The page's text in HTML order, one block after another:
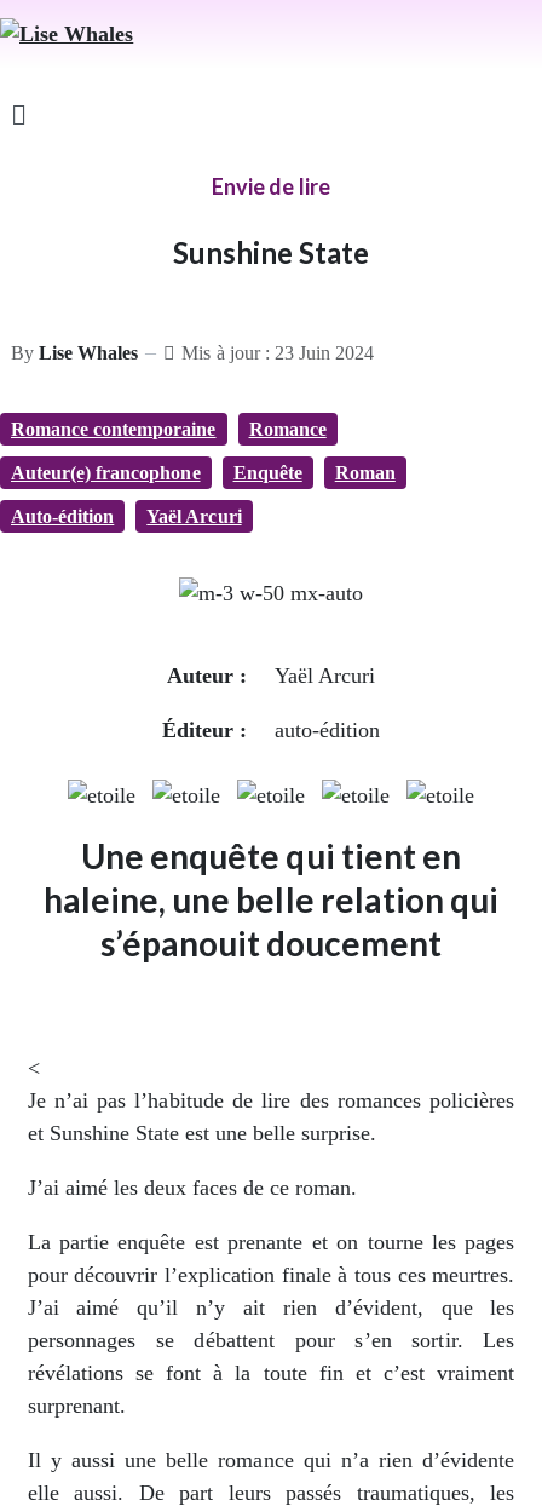
Envie de lire
Sunshine State
By Lise Whales Mis à jour : 23 Juin 2024
Romance contemporaine Romance
Auteur(e) francophone Enquête Roman
Auto-édition Yaël Arcuri
Auteur : Yaël Arcuri
Éditeur : auto-édition
Une enquête qui tient en
haleine, une belle relation qui
s’épanouit doucement
<
Je n’ai pas l’habitude de lire des romances policières
et Sunshine State est une belle surprise.
J’ai aimé les deux faces de ce roman.
La partie enquête est prenante et on tourne les pages
pour découvrir l’explication finale à tous ces meurtres.
J’ai aimé qu’il n’y ait rien d’évident, que les
personnages se débattent pour s’en sortir. Les
révélations se font à la toute fin et c’est vraiment
surprenant.
Il y aussi une belle romance qui n’a rien d’évidente
elle aussi. De part leurs passés traumatiques, les